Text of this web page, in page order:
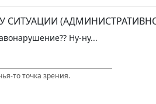
СИТУАЦИИ
Ну-ну...
то точка зрения.